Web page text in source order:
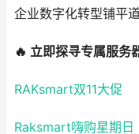
企业数字化转型铺平道
🔥 立即探寻专属服务
RAKsmart双11大促
Raksmart嗨购星期日